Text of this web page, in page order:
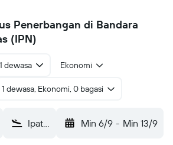
Penerbangan di Bandara
(IPN)
1 dewasa Ekonomi
1 dewasa, Ekonomi, 0 bagasi
Ipatinga Usiminas (IPN) Min 6/9 - Min 13/9